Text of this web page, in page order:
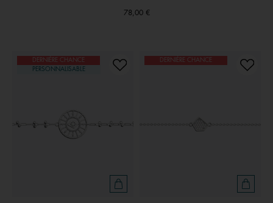
78,00 €
DERNIÈRE CHANCE
PERSONNALISABLE
DERNIÈRE CHANCE